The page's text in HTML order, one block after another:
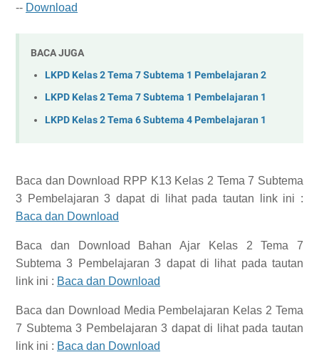
-- Download
BACA JUGA
LKPD Kelas 2 Tema 7 Subtema 1 Pembelajaran 2
LKPD Kelas 2 Tema 7 Subtema 1 Pembelajaran 1
LKPD Kelas 2 Tema 6 Subtema 4 Pembelajaran 1
Baca dan Download RPP K13 Kelas 2 Tema 7 Subtema
3 Pembelajaran 3dapat di lihat pada tautan link ini :
Baca dan Download
Baca dan Download
Bahan Ajar Kelas 2 Tema 7
Subtema 3 Pembelajaran 3 dapat di lihat pada tautan
link ini : Baca dan Download
Baca dan Download Media Pembelajaran Kelas 2 Tema
7 Subtema 3 Pembelajaran 3 dapat di lihat pada tautan
link ini : Baca dan Download